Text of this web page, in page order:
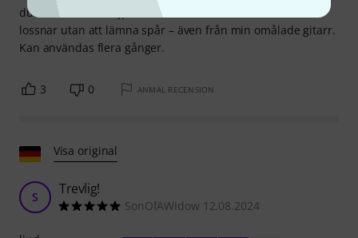
dubbelhäftande tejpklistermärkena. Den fäster bra och
lossnar utan att lämna spår – även från min omålade gitarr.
Kan användas flera gånger.
3 0 ANMÄL RECENSION
Visa original
S Trevlig!
SonOfAWidow 12.08.2024